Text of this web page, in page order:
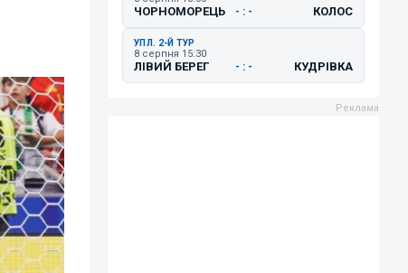
ЧОРНОМОРЕЦЬ - : - КОЛОС
УПЛ. 2-Й ТУР
8 серпня 15:30
ЛІВИЙ БЕРЕГ - : - КУДРІВКА